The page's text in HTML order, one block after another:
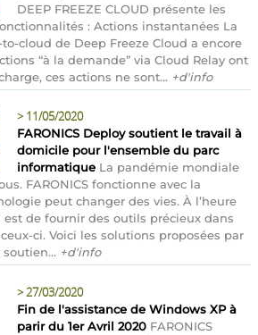
DEEP FREEZE CLOUD présente les
: Actions instantanées La
cloud de Deep Freeze Cloud a encore
“à la demande” via Cloud Relay ont
ces actions ne sont... +d'info
> 11/05/2020
FARONICS Deploy soutient le travail à
domicile pour l'ensemble du parc
informatique La pandémie mondiale
FARONICS fonctionne avec la
peut changer des vies. À l’heure
de fournir des outils précieux dans
ci. Voici les solutions proposées par
soutien... +d'info
>27/03/2020
Fin de l'assistance de Windows XP à
parir du 1er Avril 2020 FARONICS